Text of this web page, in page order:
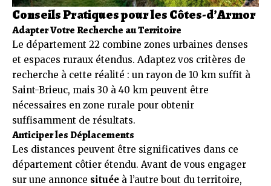
Conseils Pratiques pour les Côtes-d’Armor
Adapter Votre Recherche au Territoire
Le département 22 combine zones urbaines denses
et espaces ruraux étendus. Adaptez vos critères de
recherche à cette réalité : un rayon de 10 km suffit à
Saint-Brieuc, mais 30 à 40 km peuvent être
nécessaires en zone rurale pour obtenir
suffisamment de résultats.
Anticiper les Déplacements
Les distances peuvent être significatives dans ce
département côtier étendu. Avant de vous engager
sur une annonce située à l’autre bout du territoire,